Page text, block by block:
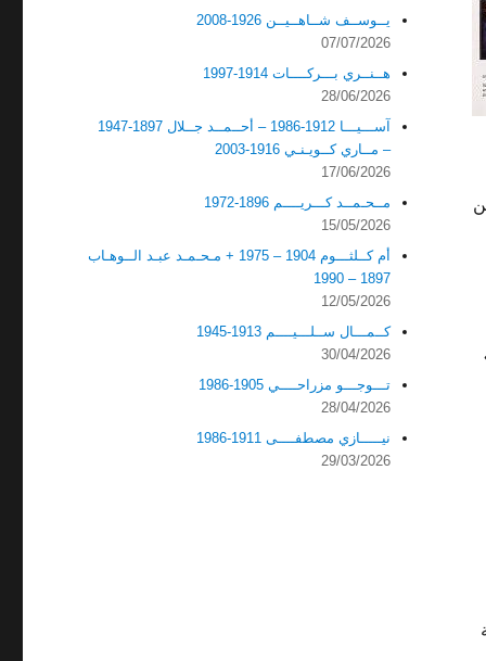
يــوســف شــاهــيــن 1926-2008
07/07/2026
هــنــري بـــركــــات 1914-1997
28/06/2026
آســـيـــا 1912-1986 – أحــمــد جــلال 1897-1947
– مــاري كــويـنـي 1916-2003
17/06/2026
مــحـمــد كـــريــــم 1896-1972
15/05/2026
أم كــلثـــوم 1904 – 1975 + مـحـمـد عبـد الــوهـاب
1897 – 1990
12/05/2026
كــمـــال ســلـــيــــم 1913-1945
30/04/2026
تـــوجـــو مزراحــــي 1905-1986
28/04/2026
نيـــــازي مصطفــــى 1911-1986
29/03/2026